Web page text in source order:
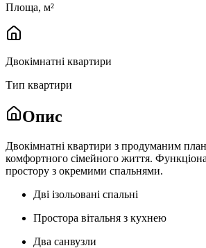
Площа, м²
Двокімнатні квартири
Тип квартири
Опис
Двокімнатні квартири з продуманим
комфортного сімейного життя.
простору з окремими спальнями.
Дві ізольовані спальні
Простора вітальня з кухнею
Два санвузли